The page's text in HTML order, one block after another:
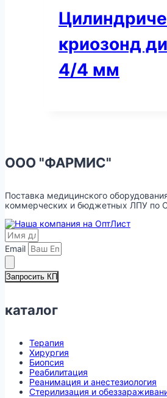
криозонд
4/4 мм
ООО "ФАРМИС"
Поставка медицинского
коммерческих и бюджетных ЛПУ по
Email
Запросить КП
каталог
Терапия
Хирургия
Биопсия
Реабилитация
Реанимация и анестезиология
Стерилизация и